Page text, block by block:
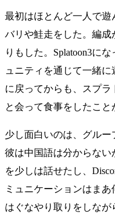
最初はほとんど一人で遊
バリや鮭走をした。編成
りもした。Splatoon3に
ュニティを通じて一緒
に戻ってからも、スプ
と会って食事をしたこと
少し面白いのは、グルー
彼は中国語は分からな
を少しは話せたし、
ミュニケーションはま
はぐなやり取りをしな